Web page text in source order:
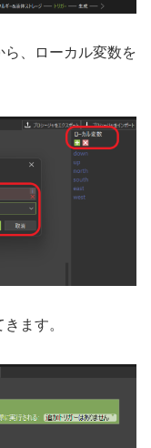
ら、ローカル変数を
ます。